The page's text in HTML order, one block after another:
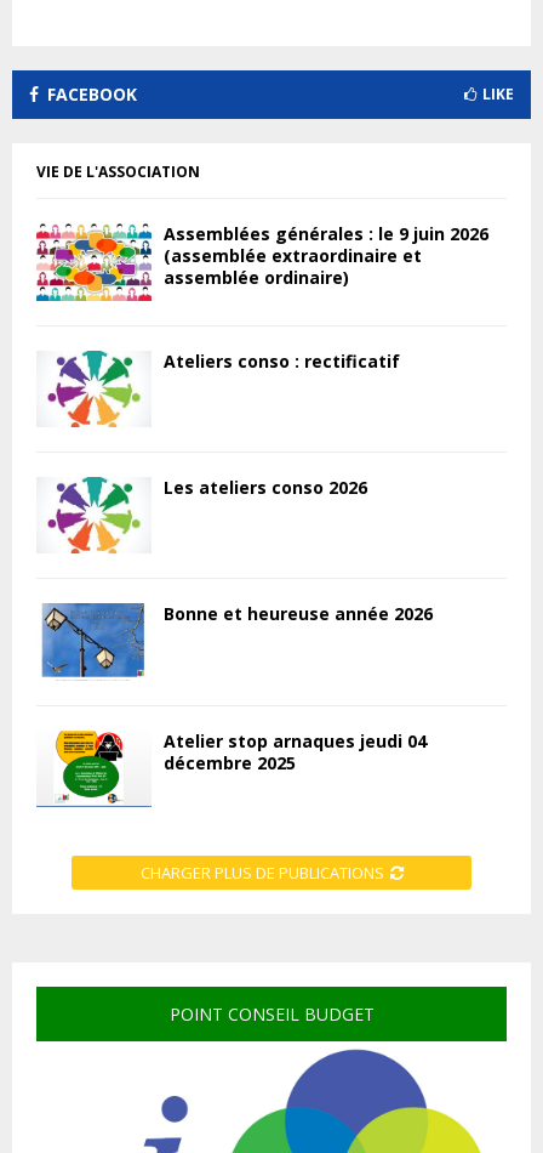
FACEBOOK LIKE
VIE DE L'ASSOCIATION
Assemblées générales : le 9 juin 2026
(assemblée extraordinaire et
assemblée ordinaire)
Ateliers conso : rectificatif
Les ateliers conso 2026
Bonne et heureuse année 2026
Atelier stop arnaques jeudi 04
décembre 2025
CHARGER PLUS DE PUBLICATIONS
POINT CONSEIL BUDGET